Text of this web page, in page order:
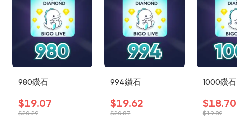
980鑽石
$19.07
$20.29
994鑽石
$19.62
$20.87
1000鑽石
$18.70
$19.89